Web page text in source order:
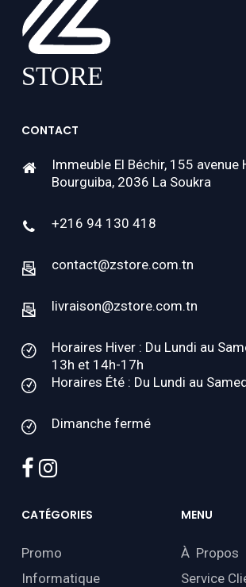
CONTACT
Immeuble El Béchir, 155 avenue
Bourguiba, 2036 La Soukra
+216 94 130 418
contact@zstore.com.tn
livraison@zstore.com.tn
Horaires Hiver : Du Lundi au
13h et 14h-17h
Horaires Été : Du Lundi au
Dimanche fermé
facebook
instagram
CATÉGORIES
Promo
Informatique
MENU
À Propos
Service